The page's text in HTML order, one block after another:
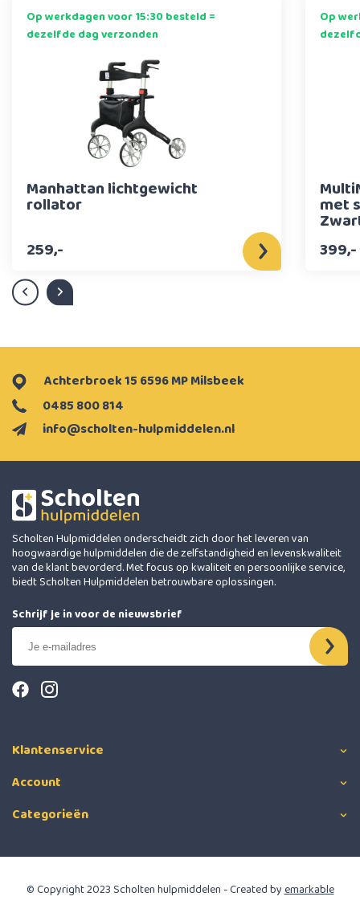
Op werkdagen voor 15:30 besteld =
dezelfde dag verzonden
Manhattan lichtgewicht
rollator
259,-
Op
met
399,-
info@scholten-hulpmiddelen.nl
0485 800 814
Achterbroek 15 6596 MP Milsbeek
Scholten Hulpmiddelen onderscheidt zich door het leveren van
hoogwaardige hulpmiddelen die de zelfstandigheid en levenskwaliteit
van de klant bevorderd. Met focus op kwaliteit en persoonlijke service,
biedt Scholten Hulpmiddelen betrouwbare oplossingen.
Schrijf je in voor de nieuwsbrief
Klantenservice
Account
Categorieën
© Copyright 2023 Scholten hulpmiddelen - Created byemarkable